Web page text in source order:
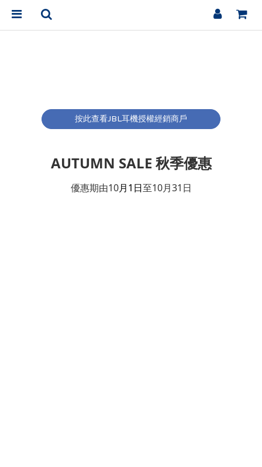
按此查看JBL耳機授權經銷商戶
AUTUMN SALE 秋季優惠
優惠期由10月1日至10月31日